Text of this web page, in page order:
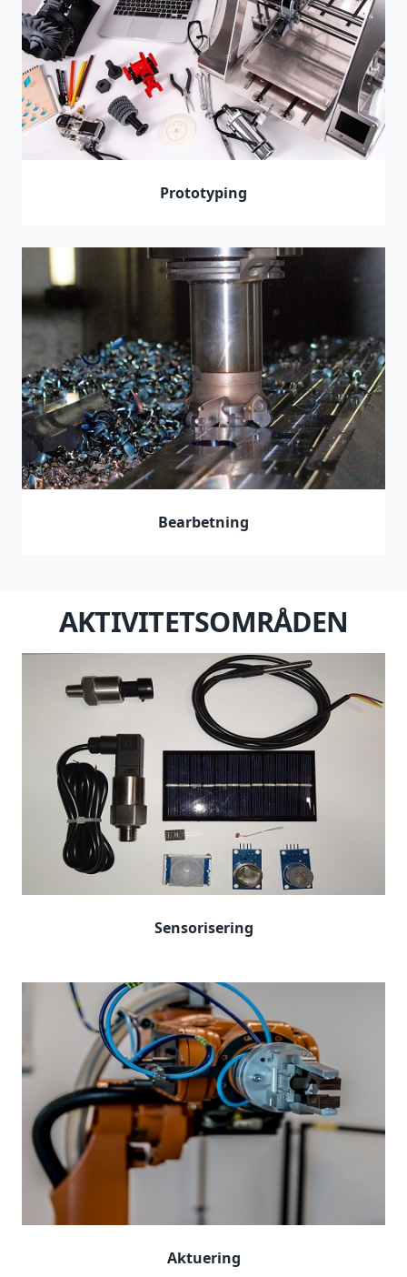
Prototyping
Bearbetning
AKTIVITETSOMRÅDEN
Sensorisering
Aktuering